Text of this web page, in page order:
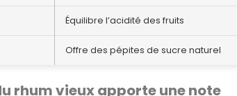
Équilibre l’acidité des fruits
Offre des pépites de sucre naturel
rhum vieux apporte une note